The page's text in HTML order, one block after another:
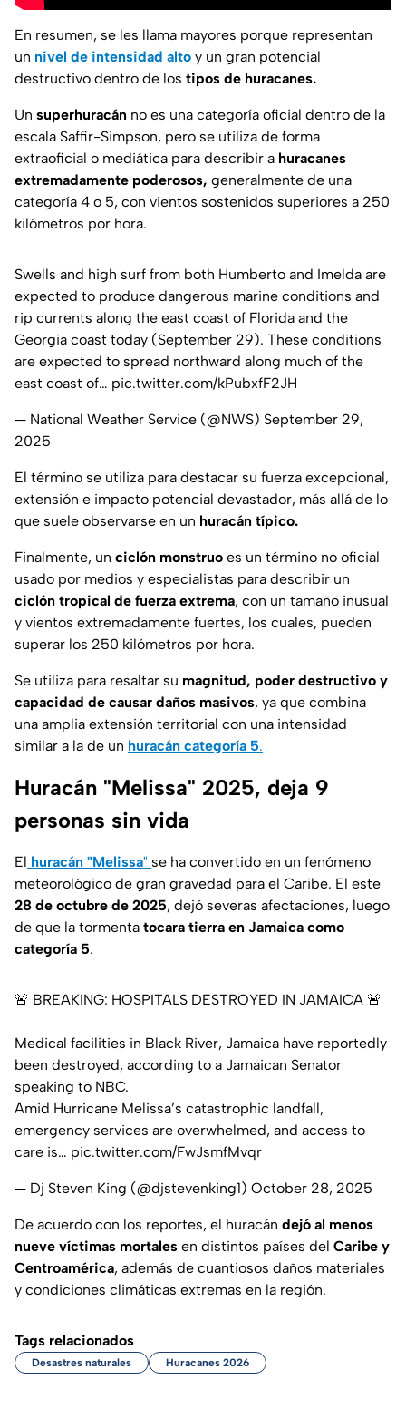
En resumen, se les llama mayores porque representan
un nivel de intensidad alto y un gran potencial
destructivo dentro de los tipos de huracanes.
Un superhuracán no es una categoría oficial dentro de la
escala Saffir-Simpson, pero se utiliza de forma
extraoficial o mediática para describir a huracanes
extremadamente poderosos, generalmente de una
categoría 4 o 5, con vientos sostenidos superiores a 250
kilómetros por hora.
Swells and high surf from both Humberto and Imelda are
expected to produce dangerous marine conditions and
rip currents along the east coast of Florida and the
Georgia coast today (September 29). These conditions
are expected to spread northward along much of the
east coast of… pic.twitter.com/kPubxfF2JH
— National Weather Service (@NWS) September 29,
2025
El término se utiliza para destacar su fuerza excepcional,
extensión e impacto potencial devastador, más allá de lo
que suele observarse en un huracán típico.
Finalmente, un ciclón monstruo es un término no oficial
usado por medios y especialistas para describir un
ciclón tropical de fuerza extrema, con un tamaño inusual
y vientos extremadamente fuertes, los cuales, pueden
superar los 250 kilómetros por hora.
Se utiliza para resaltar su magnitud, poder destructivo y
capacidad de causar daños masivos, ya que combina
una amplia extensión territorial con una intensidad
similar a la de un huracán categoría 5.
Huracán "Melissa" 2025, deja 9
personas sin vida
El huracán "Melissa" se ha convertido en un fenómeno
meteorológico de gran gravedad para el Caribe. El este
28 de octubre de 2025, dejó severas afectaciones, luego
de que la tormenta tocara tierra en Jamaica como
categoría 5.
🚨 BREAKING: HOSPITALS DESTROYED IN JAMAICA 🚨
Medical facilities in Black River, Jamaica have reportedly
been destroyed, according to a Jamaican Senator
speaking to NBC.
Amid Hurricane Melissa’s catastrophic landfall,
emergency services are overwhelmed, and access to
care is… pic.twitter.com/FwJsmfMvqr
— Dj Steven King (@djstevenking1) October 28, 2025
De acuerdo con los reportes, el huracán dejó al menos
nueve víctimas mortales en distintos países del Caribe y
Centroamérica, además de cuantiosos daños materiales
y condiciones climáticas extremas en la región.
Tags relacionados
Desastres naturales Huracanes 2026